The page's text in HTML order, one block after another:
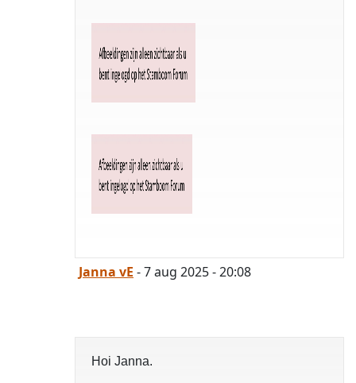
Janna vE - 7 aug 2025 - 20:08
Hoi Janna.
opgelost